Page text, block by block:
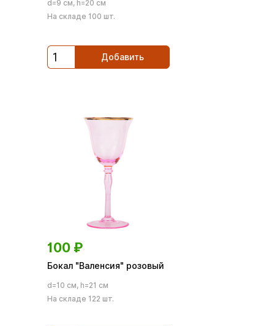
d=9 см, h=20 см
На складе 100 шт.
Добавить
100 ₽
Бокал "Валенсия" розовый
d=10 см, h=21 см
На складе 122 шт.